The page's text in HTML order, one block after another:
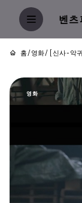
벤
홈/영화/ [신사-악
영화